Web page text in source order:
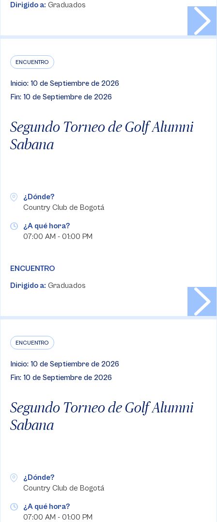
Dirigido a: Graduados
ENCUENTRO
Inicio: 10 de Septiembre de 2026
Fin: 10 de Septiembre de 2026
Segundo Torneo de Golf Alumni
Sabana
¿Dónde?
Country Club de Bogotá
¿A qué hora?
07:00 AM - 01:00 PM
ENCUENTRO
Dirigido a: Graduados
ENCUENTRO
Inicio: 10 de Septiembre de 2026
Fin: 10 de Septiembre de 2026
Segundo Torneo de Golf Alumni
Sabana
¿Dónde?
Country Club de Bogotá
¿A qué hora?
07:00 AM - 01:00 PM